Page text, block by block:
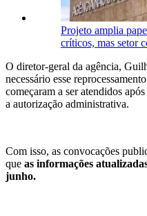
Projeto amplia
críticos, mas setor
O diretor-geral da agência,
necessário esse
começaram a ser atendidos
a autorização administrativa.
Com isso, as convocações
que as informações
junho.